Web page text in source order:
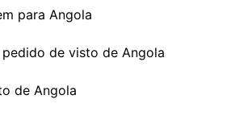
para Angola
de visto de Angola
de Angola